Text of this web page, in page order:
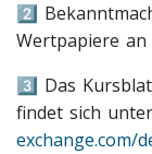
2️⃣
Wertpapiere an
3️⃣ Das
findet sich unter
exchange.com/